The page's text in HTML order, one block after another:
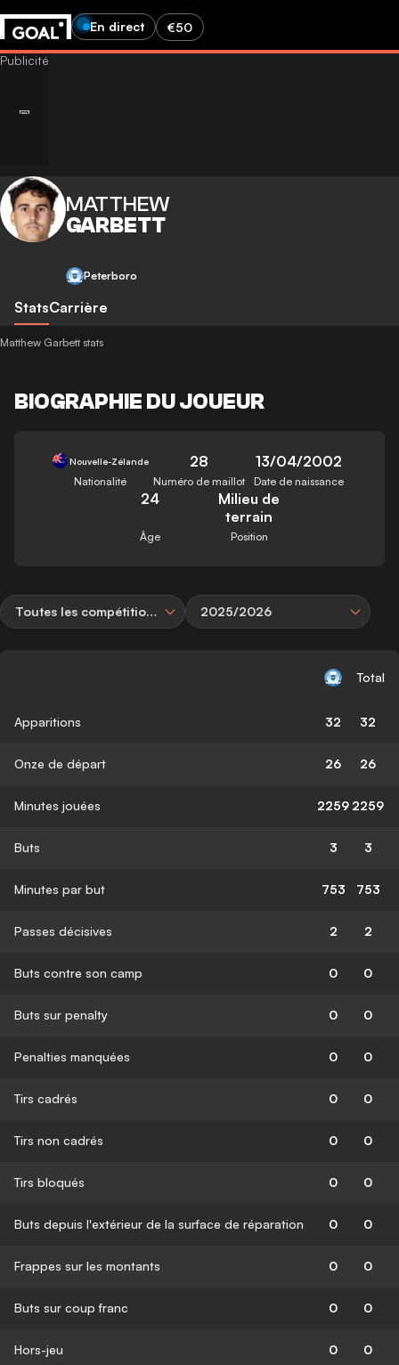
En direct €50
MATTHEW
GARBETT
Peterboro
StatsCarrière
Matthew Garbett stats
BIOGRAPHIE DU JOUEUR
Nouvelle-Zélande
Nationalité
28
Numéro de maillot
13/04/2002
Date de naissance
24
Âge
Milieu de
terrain
Position
Toutes les compétitions 2025/2026
Total
Apparitions 32 32
Onze de départ 26 26
Minutes jouées 2259 2259
Buts 3 3
Minutes par but 753 753
Passes décisives 2 2
Buts contre son camp 0 0
Buts sur penalty 0 0
Penalties manquées 0 0
Tirs cadrés 0 0
Tirs non cadrés 0 0
Tirs bloqués 0 0
Buts depuis l'extérieur de la surface de réparation 0 0
Frappes sur les montants 0 0
Buts sur coup franc 0 0
Hors-jeu 0 0